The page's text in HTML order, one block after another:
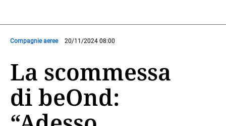
Compagnie aeree 20/11/2024 08:00
La scommessa
di beOnd: